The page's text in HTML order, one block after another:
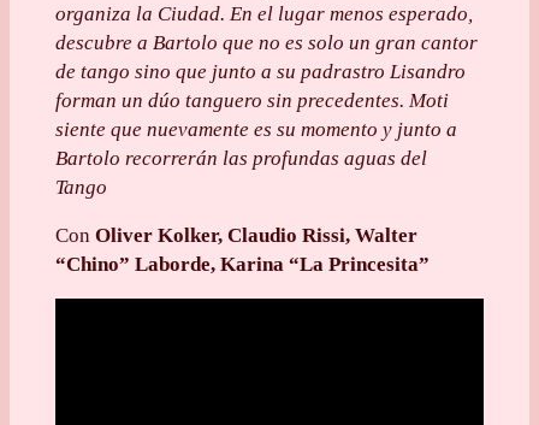
organiza la Ciudad. En el lugar menos esperado,
descubre a Bartolo que no es solo un gran cantor
de tango sino que junto a su padrastro Lisandro
forman un dúo tanguero sin precedentes. Moti
siente que nuevamente es su momento y junto a
Bartolo recorrerán las profundas aguas del
Tango
ConOliver Kolker, Claudio Rissi, Walter
“Chino” Laborde, Karina “La Princesita”